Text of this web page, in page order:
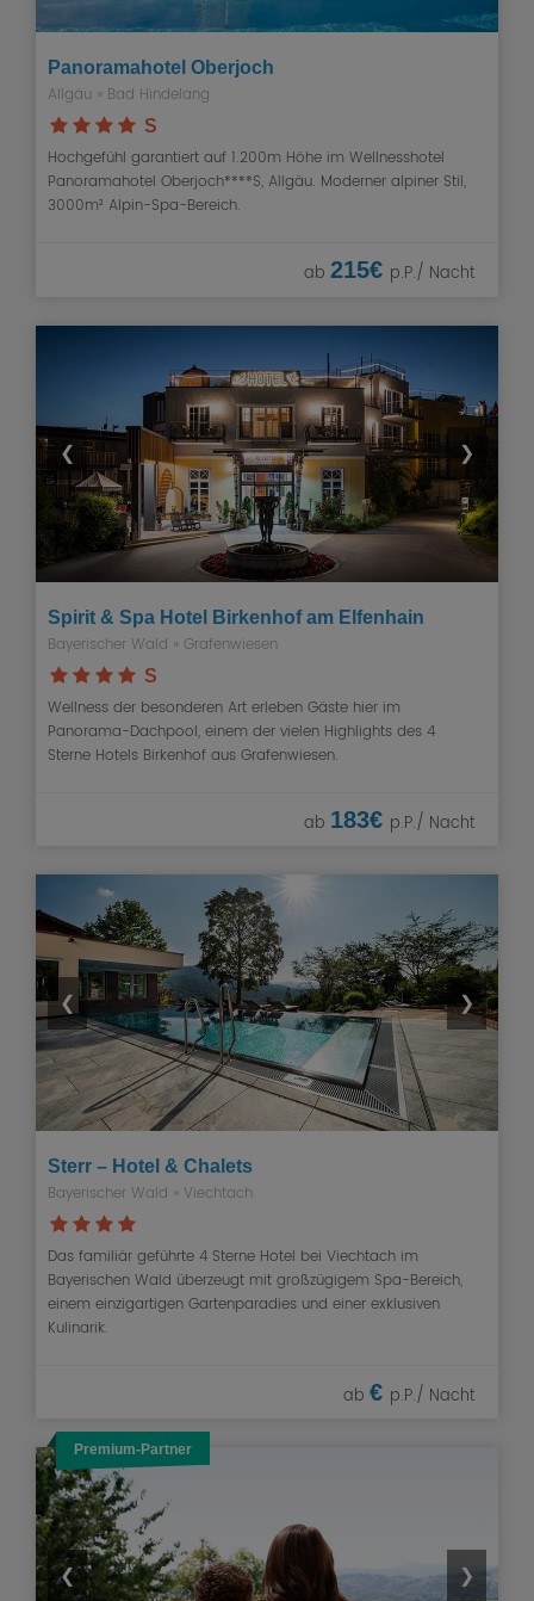
Panoramahotel Oberjoch
Allgäu » Bad Hindelang
S
Hochgefühl garantiert auf 1.200m Höhe im Wellnesshotel
Panoramahotel Oberjoch****S, Allgäu. Moderner alpiner Stil,
3000m² Alpin-Spa-Bereich.
ab 215€ p.P./ Nacht
❮ ❯
Spirit & Spa Hotel Birkenhof am Elfenhain
Bayerischer Wald » Grafenwiesen
S
Wellness der besonderen Art erleben Gäste hier im
Panorama-Dachpool, einem der vielen Highlights des 4
Sterne Hotels Birkenhof aus Grafenwiesen.
ab 183€ p.P./ Nacht
❮ ❯
Sterr – Hotel & Chalets
Bayerischer Wald » Viechtach
Das familiär geführte 4 Sterne Hotel bei Viechtach im
Bayerischen Wald überzeugt mit großzügigem Spa-Bereich,
einem einzigartigen Gartenparadies und einer exklusiven
Kulinarik.
ab € p.P./ Nacht
Premium-Partner
❮ ❯